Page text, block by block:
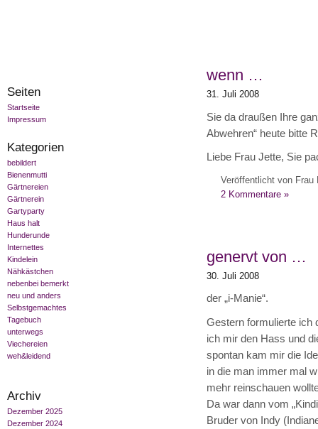
Seiten
Startseite
Impressum
Kategorien
bebildert
Bienenmutti
Gärtnereien
Gärtnerein
Gartyparty
Haus halt
Hunderunde
Internettes
Kindelein
Nähkästchen
nebenbei bemerkt
neu und anders
Selbstgemachtes
Tagebuch
unterwegs
Viechereien
weh&leidend
Archiv
Dezember 2025
Dezember 2024
wenn …
31. Juli 2008
Sie da draußen Ihre
Abwehren“ heute bitte
Liebe Frau Jette, Sie
Veröffentlicht von Frau
2 Kommentare »
genervt von …
30. Juli 2008
der „i-Manie“.
Gestern formulierte ich
ich mir den Hass und
spontan kam mir die
in die man immer mal
mehr reinschauen
Da war dann vom
Bruder von Indy